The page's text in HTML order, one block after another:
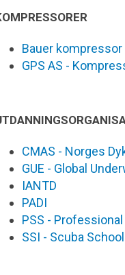
Bauer kompressor
GPS AS -
CMAS - Norges
GUE - Global
IANTD
PADI
PSS -
SSI - Scuba